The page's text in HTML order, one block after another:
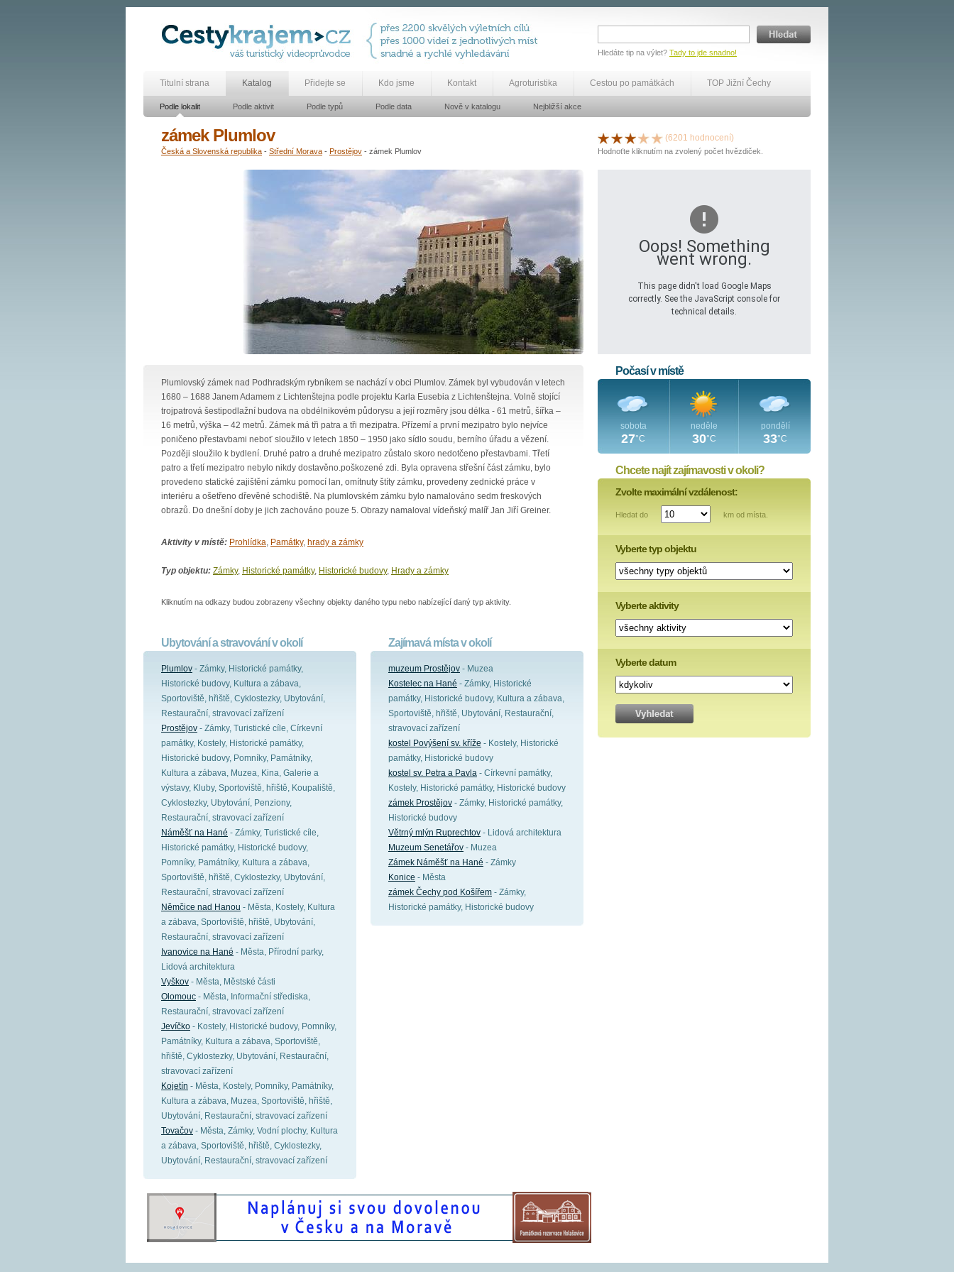
Hledáte tip na výlet? Tady to jde snadno!
Titulní strana Katalog Přidejte se Kdo jsme Kontakt Agroturistika Cestou po památkách TOP Jižní Čechy
Podle lokalit Podle aktivit Podle typů Podle data Nově v katalogu Nejbližší akce
zámek Plumlov
Česká a Slovenská republika - Střední Morava - Prostějov - zámek Plumlov
Plumlovský zámek nad Podhradským rybníkem se nachází v obci Plumlov. Zámek byl vybudován v letech
1680 – 1688 Janem Adamem z Lichtenštejna podle projektu Karla Eusebia z Lichtenštejna. Volně stojící
trojpatrová šestipodlažní budova na obdélnikovém půdorysu a její rozměry jsou délka - 61 metrů, šířka –
16 metrů, výška – 42 metrů. Zámek má tři patra a tři mezipatra. Přízemí a první mezipatro bylo nejvíce
poničeno přestavbami neboť sloužilo v letech 1850 – 1950 jako sídlo soudu, berního úřadu a vězení.
Později sloužilo k bydlení. Druhé patro a druhé mezipatro zůstalo skoro nedotčeno přestavbami. Třetí
patro a třetí mezipatro nebylo nikdy dostavěno.poškozené zdi. Byla opravena střešní část zámku, bylo
provedeno statické zajištění zámku pomocí lan, omítnuty štíty zámku, provedeny zednické práce v
interiéru a ošetřeno dřevěné schodiště. Na plumlovském zámku bylo namalováno sedm freskových
obrazů. Do dnešní doby je jich zachováno pouze 5. Obrazy namaloval vídeňský malíř Jan Jiří Greiner.
Aktivity v místě: Prohlídka, Památky, hrady a zámky
Typ objektu: Zámky, Historické památky, Historické budovy, Hrady a zámky
Kliknutím na odkazy budou zobrazeny všechny objekty daného typu nebo nabízející daný typ aktivity.
Ubytování a stravování v okolí
Plumlov - Zámky, Historické památky,
Historické budovy, Kultura a zábava,
Sportoviště, hřiště, Cyklostezky, Ubytování,
Restaurační, stravovací zařízení
Prostějov - Zámky, Turistické cíle, Církevní
památky, Kostely, Historické památky,
Historické budovy, Pomníky, Památníky,
Kultura a zábava, Muzea, Kina, Galerie a
výstavy, Kluby, Sportoviště, hřiště, Koupaliště,
Cyklostezky, Ubytování, Penziony,
Restaurační, stravovací zařízení
Náměšť na Hané - Zámky, Turistické cíle,
Historické památky, Historické budovy,
Pomníky, Památníky, Kultura a zábava,
Sportoviště, hřiště, Cyklostezky, Ubytování,
Restaurační, stravovací zařízení
Němčice nad Hanou - Města, Kostely, Kultura
a zábava, Sportoviště, hřiště, Ubytování,
Restaurační, stravovací zařízení
Ivanovice na Hané - Města, Přírodní parky,
Lidová architektura
Vyškov - Města, Městské části
Olomouc - Města, Informační střediska,
Restaurační, stravovací zařízení
Jevíčko - Kostely, Historické budovy, Pomníky,
Památníky, Kultura a zábava, Sportoviště,
hřiště, Cyklostezky, Ubytování, Restaurační,
stravovací zařízení
Kojetín - Města, Kostely, Pomníky, Památníky,
Kultura a zábava, Muzea, Sportoviště, hřiště,
Ubytování, Restaurační, stravovací zařízení
Tovačov - Města, Zámky, Vodní plochy, Kultura
a zábava, Sportoviště, hřiště, Cyklostezky,
Ubytování, Restaurační, stravovací zařízení
Zajímavá místa v okolí
muzeum Prostějov - Muzea
Kostelec na Hané - Zámky, Historické
památky, Historické budovy, Kultura a zábava,
Sportoviště, hřiště, Ubytování, Restaurační,
stravovací zařízení
kostel Povýšení sv. kříže - Kostely, Historické
památky, Historické budovy
kostel sv. Petra a Pavla - Církevní památky,
Kostely, Historické památky, Historické budovy
zámek Prostějov - Zámky, Historické památky,
Historické budovy
Větrný mlýn Ruprechtov - Lidová architektura
Muzeum Senetářov - Muzea
Zámek Náměšť na Hané - Zámky
Konice - Města
zámek Čechy pod Košířem - Zámky,
Historické památky, Historické budovy
(6201 hodnocení)
Hodnoťte kliknutím na zvolený počet hvězdiček.
Oops! Something
went wrong.
This page didn't load Google Maps
correctly. See the JavaScript console for
technical details.
Počasí v místě
sobota
27°C
neděle
30°C
pondělí
33°C
Chcete najít zajímavosti v okoli?
Zvolte maximální vzdálenost:
Hledat do km od místa.
Vyberte typ objektu
Vyberte aktivity
Vyberte datum